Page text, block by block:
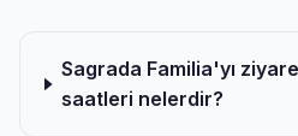
Sagrada Familia'yı
saatleri nelerdir?